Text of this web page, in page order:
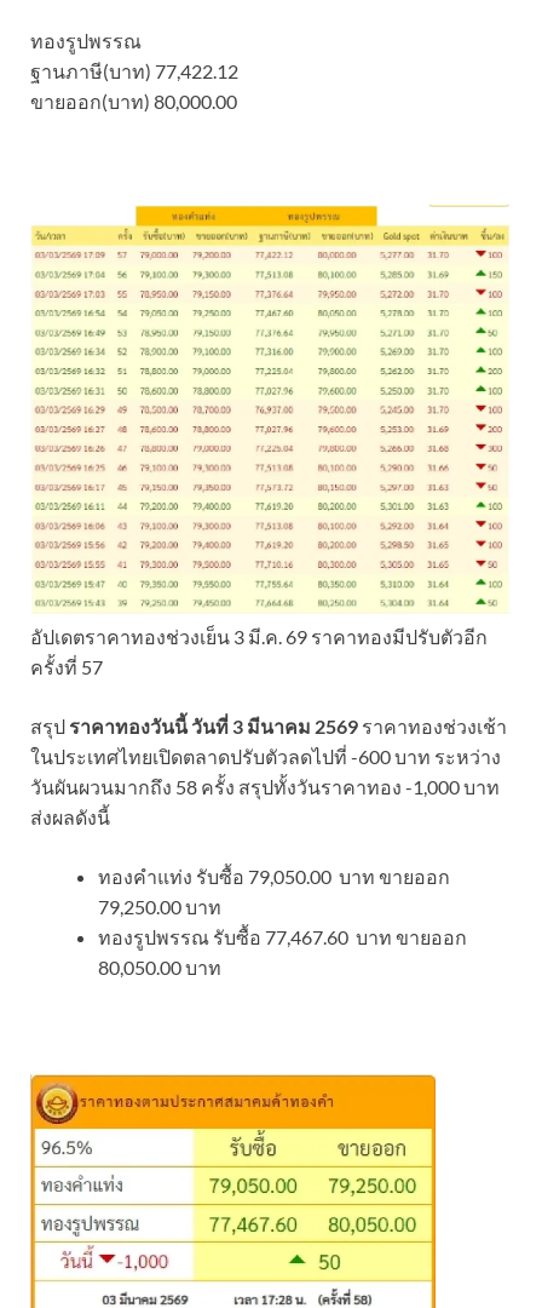
ทองรูปพรรณ
ฐานภาษี(บาท) 77,422.12
ขายออก(บาท) 80,000.00
อัปเดตราคาทองช่วงเย็น 3 มี.ค. 69 ราคาทองมีปรับตัวอีก
ครั้งที่ 57
สรุป ราคาทองวันนี้ วันที่ 3 มีนาคม 2569 ราคาทองช่วงเช้า
ในประเทศไทยเปิดตลาดปรับตัวลดไปที่ -600 บาท ระหว่าง
วันผันผวนมากถึง 58 ครั้ง สรุปทั้งวันราคาทอง -1,000 บาท
ส่งผลดังนี้
ทองคำแท่ง รับซื้อ 79,050.00 บาท ขายออก
79,250.00 บาท
ทองรูปพรรณ รับซื้อ 77,467.60 บาท ขายออก
80,050.00 บาท